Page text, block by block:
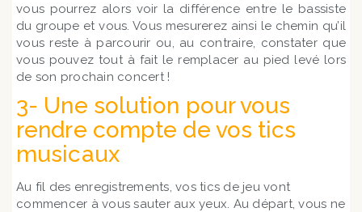
vous pourrez alors voir la différence entre le bassiste
du groupe et vous. Vous mesurerez ainsi le chemin qu’il
vous reste à parcourir ou, au contraire, constater que
vous pouvez tout à fait le remplacer au pied levé lors
de son prochain concert !
3- Une solution pour vous
rendre compte de vos tics
musicaux
Au fil des enregistrements, vos tics de jeu vont
commencer à vous sauter aux yeux. Au départ, vous ne